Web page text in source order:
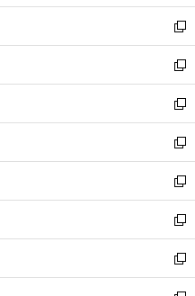
ウ
ィ
ン
ド
ウ
で
開
く
し
い
ウ
ィ
ン
ド
ウ
で
開
く
新
し
い
ウ
ィ
ン
ド
ウ
で
開
く
新
し
い
ウ
ィ
ン
ド
ウ
で
開
く
新
し
い
ウ
ィ
ン
ド
ウ
で
開
新
し
い
ウ
ィ
ン
ド
ウ
新
し
い
ウ
ィ
ン
新
し
い
ウ
新
し